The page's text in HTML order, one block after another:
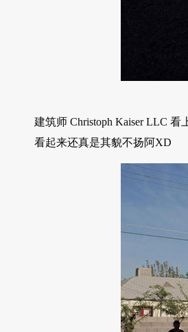
建筑师 Christoph Kaiser LLC
看起来还真是其貌不扬阿XD